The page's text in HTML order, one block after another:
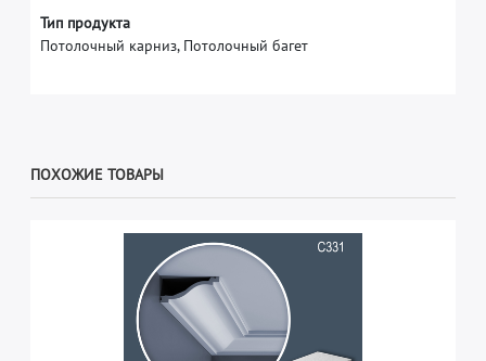
Тип продукта
Потолочный карниз, Потолочный багет
ПОХОЖИЕ ТОВАРЫ